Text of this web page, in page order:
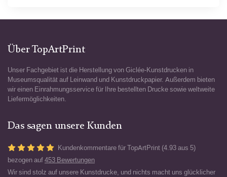
Über TopArtPrint
Unser Fachgebiet ist die Herstellung von Giclée-Kunstdrucken in
Museumsqualität auf Leinwand und Kunstdruckpapier. Außerdem bieten
wir einen Einrahmungsservice für Ihre bestellten Drucke sowie weltweite
Liefermöglichkeiten.
Das sagen unsere Kunden
Kundenkommentare für TopArtPrint (4.93 aus 5)
bezogen auf 453 Bewertungen
Wir sind stolz auf unsere Kunstdrucke, und nichts macht uns glücklicher